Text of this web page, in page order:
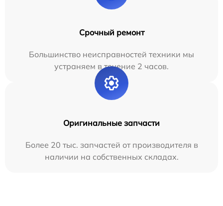
Срочный ремонт
Большинство неисправностей техники мы
устраняем в течение 2 часов.
Оригинальные запчасти
Более 20 тыс. запчастей от производителя в
наличии на собственных складах.